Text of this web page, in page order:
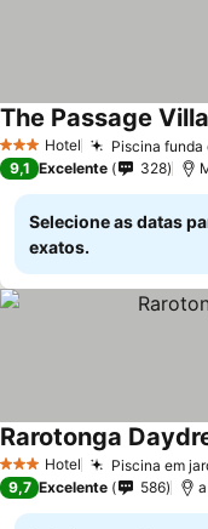
3 EstrelasHotel Piscina funda
The Passage
9,1 Excelente 328
Selecione as datas
exatos.
3 EstrelasHotel Piscina em
Rarotonga
9,7 Excelente 586